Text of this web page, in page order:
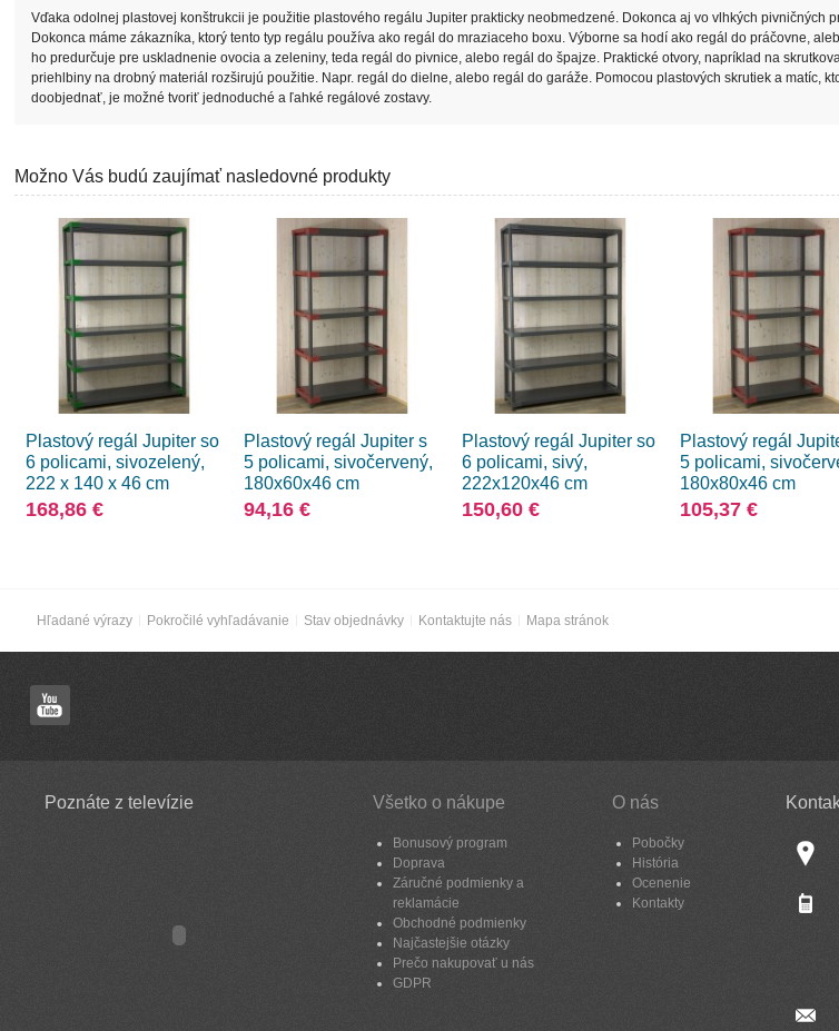
Vďaka odolnej plastovej konštrukcii je použitie plastového regálu Jupiter prakticky neobmedzené. Dokonca aj vo vlhkých pivničných
Dokonca máme zákazníka, ktorý tento typ regálu používa ako regál do mraziaceho boxu. Výborne sa hodí ako regál do práčovne,
ho predurčuje pre uskladnenie ovocia a zeleniny, teda regál do pivnice, alebo regál do špajze. Praktické otvory, napríklad na
priehlbiny na drobný materiál rozširujú použitie. Napr. regál do dielne, alebo regál do garáže. Pomocou plastových skrutiek a matíc,
doobjednať, je možné tvoriť jednoduché a ľahké regálové zostavy.
Možno Vás budú zaujímať nasledovné produkty
Plastový regál Jupiter so
6 policami, sivozelený,
222 x 140 x 46 cm
168,86 €
Plastový regál Jupiter s
5 policami, sivočervený,
180x60x46 cm
94,16 €
Plastový regál Jupiter so
6 policami, sivý,
222x120x46 cm
150,60 €
Plastový regál
5 policami,
180x80x46 cm
105,37 €
Hľadané výrazy Pokročilé vyhľadávanie Stav objednávky Kontaktujte nás Mapa stránok
Poznáte z televízie Všetko o nákupe
Bonusový program
Doprava
Záručné podmienky a
reklamácie
Obchodné podmienky
Najčastejšie otázky
Prečo nakupovať u nás
GDPR
O nás
Pobočky
História
Ocenenie
Kontakty